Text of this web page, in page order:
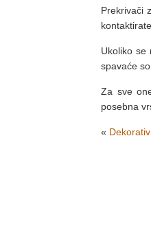
Prekrivači
Ukoliko se
spavaće
Za sve
posebna
«